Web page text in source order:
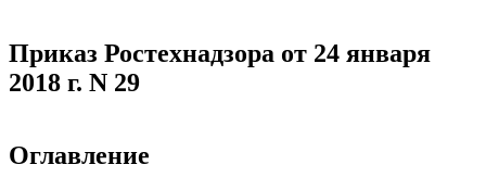
Приказ Ростехнадзора от 24 января
2018 г. N 29
Оглавление